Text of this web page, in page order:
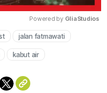
Mute
Powered by GliaStudios
jalan fatmawati
kabut air